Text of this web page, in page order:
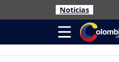
Noticias